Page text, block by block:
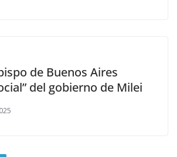
de Buenos Aires
del gobierno de Milei